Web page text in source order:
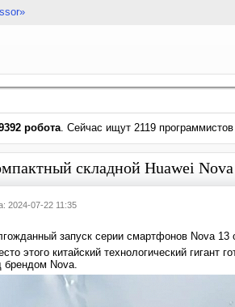
робота. Сейчас ищут 2119
складной Huawei Nova
2024-07-22 11:35
запуск серии смартфонов Nova
этого китайский технологический
брендом Nova.